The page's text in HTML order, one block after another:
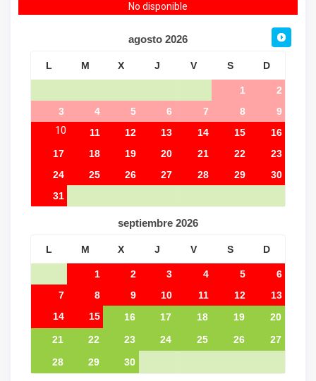
No disponible
agosto 2026
L M X J V S D
1
2
3
4 5 6 7 8 9
10 11 12 13 14 15
16
17
18 19 20 21 22
23
24
25 26 27 28 29
30
31
septiembre 2026
L M X J V S D
1 2 3 4 5
6
7
8 9 10 11 12
13
14
15 16 17 18 19
20
21
22 23 24 25 26
27
28
29 30